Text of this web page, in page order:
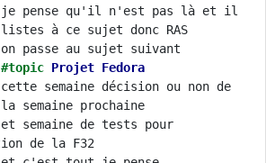
je pense qu'il n'est pas là et il
#topic Projet Fedora
cette semaine décision ou non de
et semaine de tests pour